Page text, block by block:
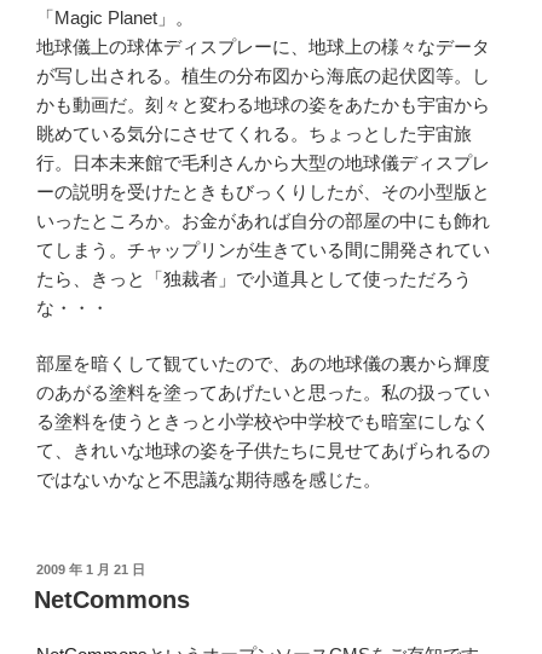
「Magic Planet」。
地球儀上の球体ディスプレーに、地球上の様々なデータ
が写し出される。植生の分布図から海底の起伏図等。し
かも動画だ。刻々と変わる地球の姿をあたかも宇宙から
眺めている気分にさせてくれる。ちょっとした宇宙旅
行。日本未来館で毛利さんから大型の地球儀ディスプレ
ーの説明を受けたときもびっくりしたが、その小型版と
いったところか。お金があれば自分の部屋の中にも飾れ
てしまう。チャップリンが生きている間に開発されてい
たら、きっと「独裁者」で小道具として使っただろう
な・・・
部屋を暗くして観ていたので、あの地球儀の裏から輝度
のあがる塗料を塗ってあげたいと思った。私の扱ってい
る塗料を使うときっと小学校や中学校でも暗室にしなく
て、きれいな地球の姿を子供たちに見せてあげられるの
ではないかなと不思議な期待感を感じた。
投
稿
日:
2009 年 1 月 21 日
NetCommons